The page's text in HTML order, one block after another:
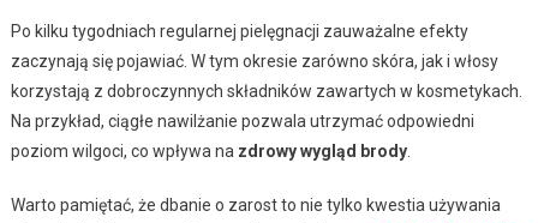
Po kilku tygodniach regularnej pielęgnacji zauważalne efekty
zaczynają się pojawiać. W tym okresie zarówno skóra, jak i włosy
korzystają z dobroczynnych składników zawartych w kosmetykach.
Na przykład, ciągłe nawilżanie pozwala utrzymać odpowiedni
poziom wilgoci, co wpływa na zdrowy wygląd brody.
Warto pamiętać, że dbanie o zarost to nie tylko kwestia używania